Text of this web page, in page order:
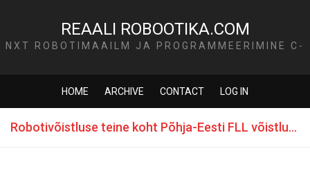
REAALI ROBOOTIKA.COM
NXT ROBOTIMAAILM JA PROGRAMMEERIMINE C-
HOME ARCHIVE CONTACT LOG IN
Robotivõistluse teine koht Põhja-Eesti FLL võistlusel